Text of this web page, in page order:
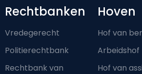
Footer-menu
Rechtbanken
Vredegerecht
Politierechtbank
Rechtbank van
Hoven
Hof van
Arbeidshof
Hof van